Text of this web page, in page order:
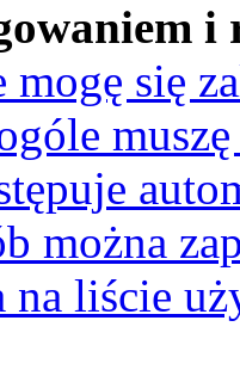
i
mogę się
można
liście